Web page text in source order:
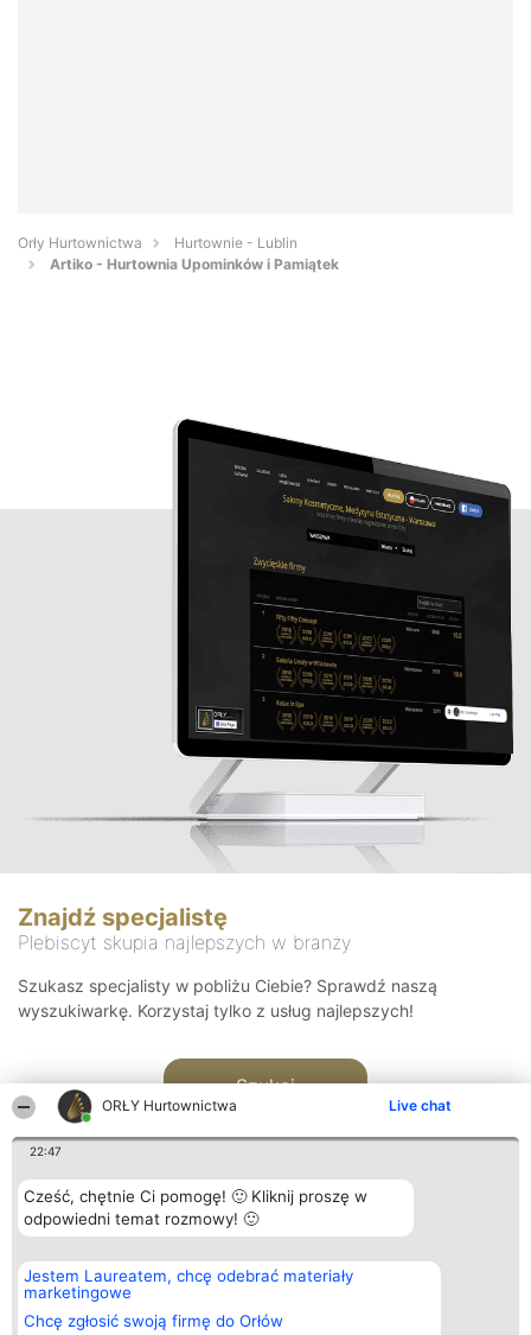
ORŁY Hurtownictwa Live chat
22:47
Cześć, chętnie Ci pomogę! 🙂 Kliknij proszę w
odpowiedni temat rozmowy! 🙂
Jestem Laureatem, chcę odebrać materiały
marketingowe
Chcę zgłosić swoją firmę do Orłów
Orły Hurtownictwa
Hurtownie - Lublin
Artiko - Hurtownia Upominków i Pamiątek
Znajdź specjalistę
Plebiscyt skupia najlepszych w branży
Szukasz specjalisty w pobliżu Ciebie? Sprawdź naszą
wyszukiwarkę. Korzystaj tylko z usług najlepszych!
Szukaj
Organizator plebiscytu
Bright Side Solutions sp. z o.
o. sp. k.
ul. Ruska 22
Wrocław 50-079
Plebiscyt
Laureaci
wszystkich
Laureatów
Kontakt
Kontakt